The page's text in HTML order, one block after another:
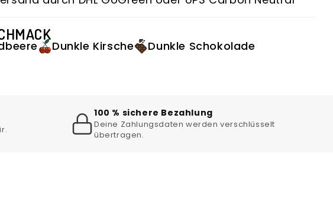
Dunkle Kirsche Dunkle Schokolade
100 % sichere Bezahlung
Deine Zahlungsdaten werden verschlüsselt
übertragen.